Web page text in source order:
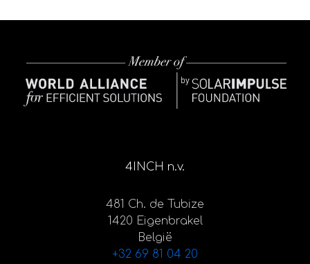
4INCH n.v.
481 Ch. de Tubize
1420 Eigenbrakel
België
+32 69 81 04 20